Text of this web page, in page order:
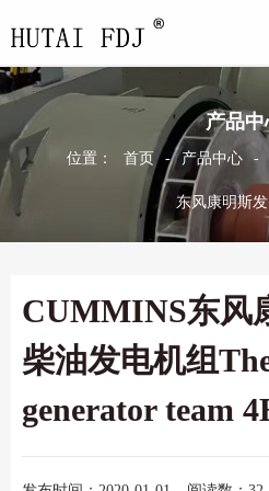
产品中
位置： 首页 - 产品中心 -
东风康明斯
CUMMINS东风
柴油发电机组
generator team